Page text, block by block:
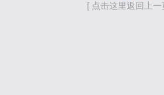
[ 点击这里返回上一